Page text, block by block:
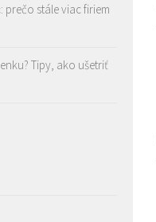
prečo stále viac firiem
Tipy, ako ušetriť